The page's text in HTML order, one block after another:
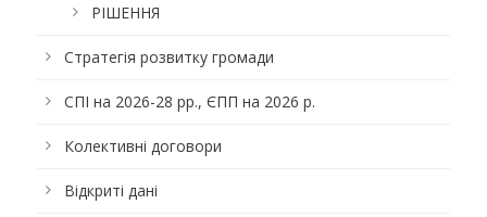
РІШЕННЯ
Стратегія розвитку громади
СПІ на 2026-28 рр., ЄПП на 2026 р.
Колективні договори
Відкриті дані